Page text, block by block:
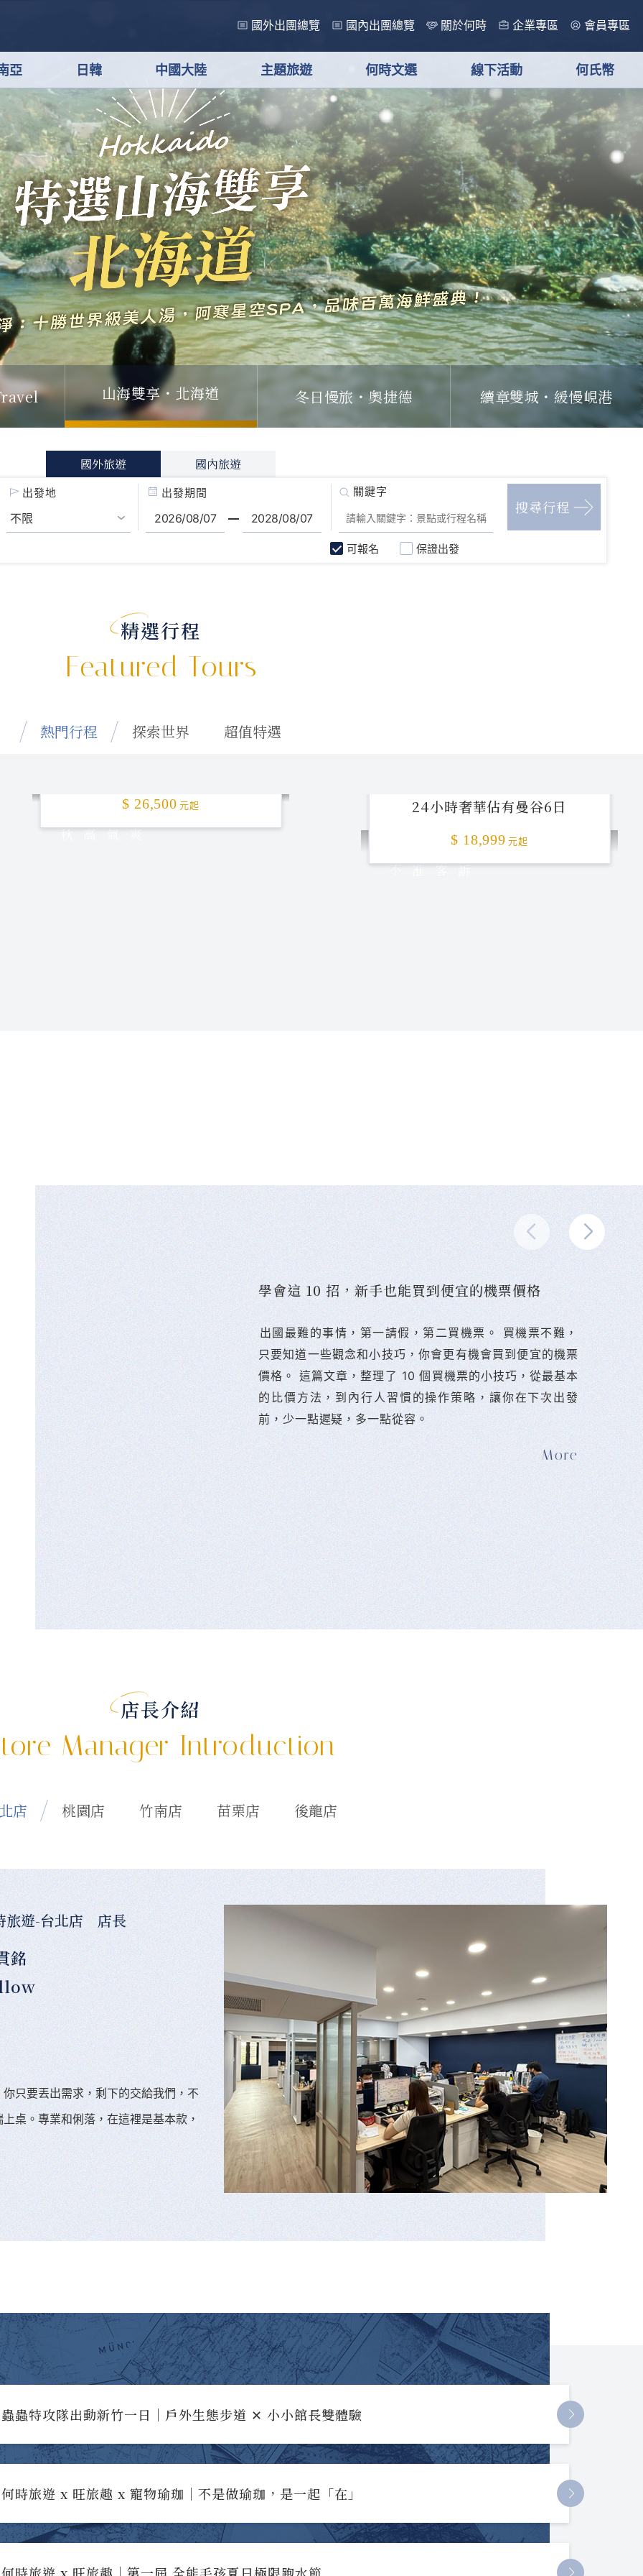
國外出團總覽 國內出團總覽 關於何時 企業專區 會員專區
亞 日韓 中國大陸 主題旅遊 何時文選 線下活動 何氏幣
山海雙享・北海道 冬日慢旅・奧捷德 續章雙城・緩慢峴港
國外旅遊 國內旅遊
出發地 出發期間
可報名 保證出發
精選行程
Featured Tours
熱門行程 探索世界 超值特選
秋高氣爽
$ 26,500 元起
不准客訴
24小時奢華佔有曼谷6日
$ 18,999 元起
學會這 10 招，新手也能買到便宜的機票價格
󠀠出國最難的事情，第一請假，第二買機票。 󠀠買機票不難，
只要知道一些觀念和小技巧，你會更有機會買到便宜的機票
價格。 這篇文章，整理了 10 個買機票的小技巧，從最基本
的比價方法，到內行人習慣的操作策略，讓你在下次出發
前，少一點遲疑，多一點從容。
店長介紹
Manager Introduction
店 桃園店 竹南店 苗栗店 後龍店
旅遊-台北店 店長
銘
只要丟出需求，剩下的交給我們，不
桌。專業和俐落，在這裡是基本款，
蟲特攻隊出動新竹一日｜戶外生態步道 ✕ 小小館長雙體驗
時旅遊 x 旺旅趣 x 寵物瑜珈｜不是做瑜珈，是一起「在」
時旅遊 x 旺旅趣｜第一屆 全能毛孩夏日極限跑水節